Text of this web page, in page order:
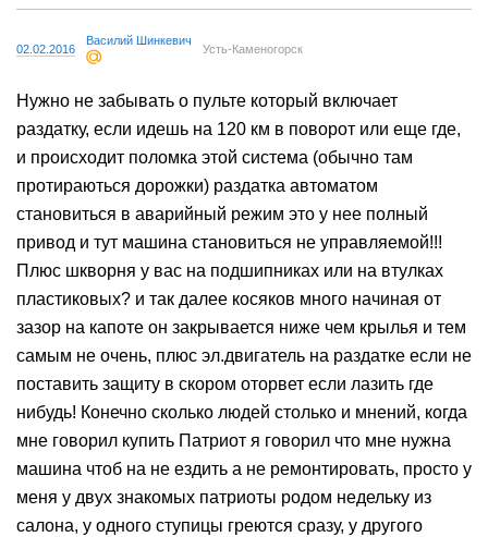
02.02.2016
Василий Шинкевич
Усть-Каменогорск
Нужно не забывать о пульте который включает
раздатку, если идешь на 120 км в поворот или еще где,
и происходит поломка этой система (обычно там
протираються дорожки) раздатка автоматом
становиться в аварийный режим это у нее полный
привод и тут машина становиться не управляемой!!!
Плюс шкворня у вас на подшипниках или на втулках
пластиковых? и так далее косяков много начиная от
зазор на капоте он закрывается ниже чем крылья и тем
самым не очень, плюс эл.двигатель на раздатке если не
поставить защиту в скором оторвет если лазить где
нибудь! Конечно сколько людей столько и мнений, когда
мне говорил купить Патриот я говорил что мне нужна
машина чтоб на не ездить а не ремонтировать, просто у
меня у двух знакомых патриоты родом недельку из
салона, у одного ступицы греются сразу, у другого